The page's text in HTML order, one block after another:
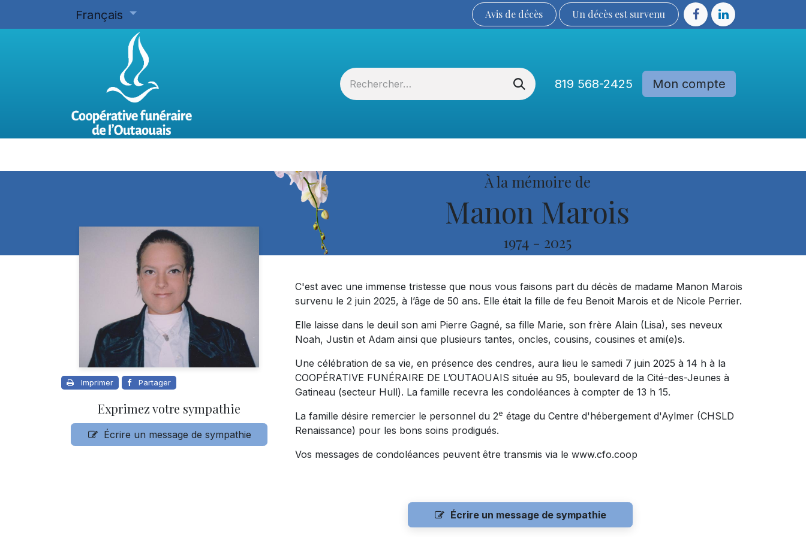
Français Avis de décès Un décès est sur​​​​​​​​ve​nu​​​​​​​​​​
819 568-2425 Mon compte
À la mémoire de
Manon Marois
1974 - 2025
Imprimer Partager
Exprimez votre sympathie
Écrire un message de sympathie
C'est avec une immense tristesse que nous vous faisons part du décès de madame Manon Marois
survenu le 2 juin 2025, à l’âge de 50 ans. Elle était la fille de feu Benoit Marois et de Nicole Perrier.
Elle laisse dans le deuil son ami Pierre Gagné, sa fille Marie, son frère Alain (Lisa), ses neveux
Noah, Justin et Adam ainsi que plusieurs tantes, oncles, cousins, cousines et ami(e)s.
Une célébration de sa vie, en présence des cendres, aura lieu le samedi 7 juin 2025 à 14 h à la
COOPÉRATIVE FUNÉRAIRE DE L’OUTAOUAIS située au 95, boulevard de la Cité-des-Jeunes à
Gatineau (secteur Hull). La famille recevra les condoléances à compter de 13 h 15.
La famille désire remercier le personnel du 2e étage du Centre d'hébergement d'Aylmer (CHSLD
Renaissance) pour les bons soins prodigués.
Vos messages de condoléances peuvent être transmis via le www.cfo.coop
Écrire un message de sympathie